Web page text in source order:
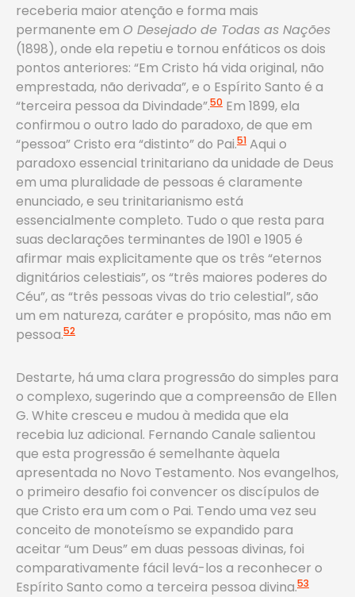
receberia maior atenção e forma mais
permanente em O Desejado de Todas as Nações
(1898), onde ela repetiu e tornou enfáticos os dois
pontos anteriores: “Em Cristo há vida original, não
emprestada, não derivada”, e o Espírito Santo é a
“terceira pessoa da Divindade”.50 Em 1899, ela
confirmou o outro lado do paradoxo, de que em
“pessoa” Cristo era “distinto” do Pai.51 Aqui o
paradoxo essencial trinitariano da unidade de Deus
em uma pluralidade de pessoas é claramente
enunciado, e seu trinitarianismo está
essencialmente completo. Tudo o que resta para
suas declarações terminantes de 1901 e 1905 é
afirmar mais explicitamente que os três “eternos
dignitários celestiais”, os “três maiores poderes do
Céu”, as “três pessoas vivas do trio celestial”, são
um em natureza, caráter e propósito, mas não em
pessoa.52
Destarte, há uma clara progressão do simples para
o complexo, sugerindo que a compreensão de Ellen
G. White cresceu e mudou à medida que ela
recebia luz adicional. Fernando Canale salientou
que esta progressão é semelhante àquela
apresentada no Novo Testamento. Nos evangelhos,
o primeiro desafio foi convencer os discípulos de
que Cristo era um com o Pai. Tendo uma vez seu
conceito de monoteísmo se expandido para
aceitar “um Deus” em duas pessoas divinas, foi
comparativamente fácil levá-los a reconhecer o
Espírito Santo como a terceira pessoa divina.53